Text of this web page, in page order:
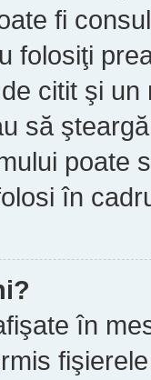
fi
folosiţi
citit şi
să
poate
în
în